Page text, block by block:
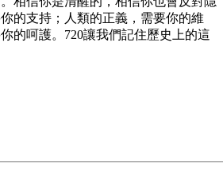
的支持；人類的正義，需要你的維
的呵護。720讓我們記住歷史上的這